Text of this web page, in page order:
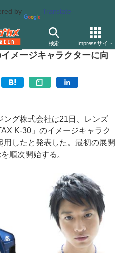
by Translate
検索 Impressサイト
フカメラ ペンタックス
メージキャラクターに向
グ株式会社は21日、レンズ
K-30」のイメージキャラク
用したと発表した。最初の展開
順次開始する。